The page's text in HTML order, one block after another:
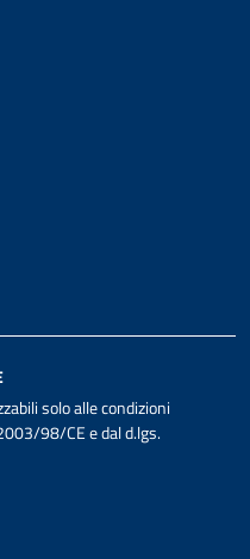
solo alle condizioni
98/CE e dal d.lgs.